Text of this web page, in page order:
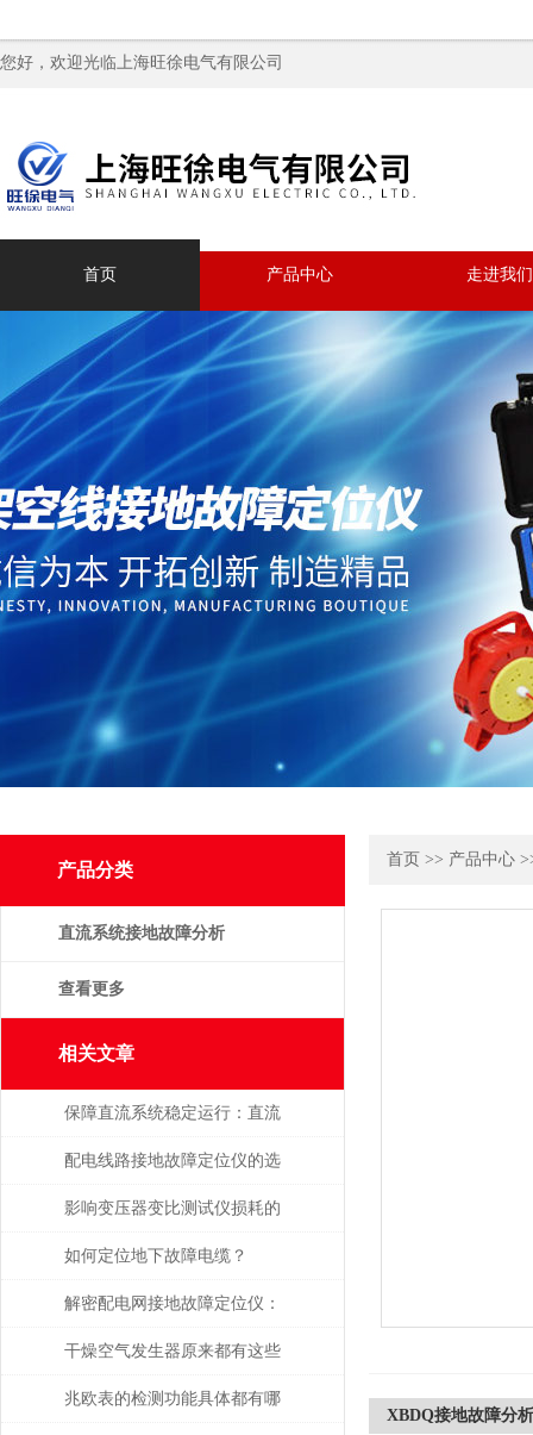
您好，欢迎光临上海旺徐电气有限公司
首页 产品中心 走进我们
产品分类
直流系统接地故障分析
仪
查看更多
相关文章
保障直流系统稳定运行：直流
接地故障测试仪的运维应用价
值
配电线路接地故障定位仪的选
购要领
影响变压器变比测试仪损耗的
主要因素是什么？
如何定位地下故障电缆？
解密配电网接地故障定位仪：
提高安全性和可靠性
干燥空气发生器原来都有这些
性能和特点
兆欧表的检测功能具体都有哪
首页 >> 产品中心
XBDQ接地故障分